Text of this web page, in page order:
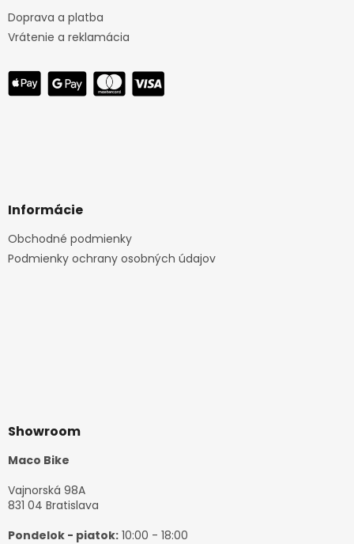
Doprava a platba
Vrátenie a reklamácia
Informácie
Obchodné podmienky
Podmienky ochrany osobných údajov
Showroom
Maco Bike
Vajnorská 98A
831 04 Bratislava
Pondelok - piatok: 10:00 - 18:00